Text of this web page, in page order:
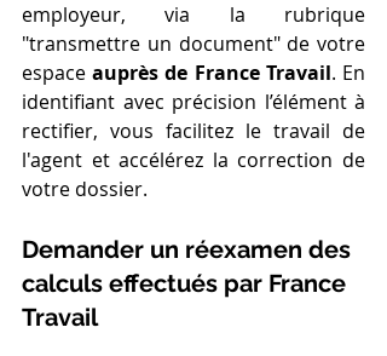
employeur, via la rubrique
"transmettre un document" de votre
espace auprès de France Travail. En
identifiant avec précision l’élément à
rectifier, vous facilitez le travail de
l'agent et accélérez la correction de
votre dossier.
Demander un réexamen des
calculs effectués par France
Travail